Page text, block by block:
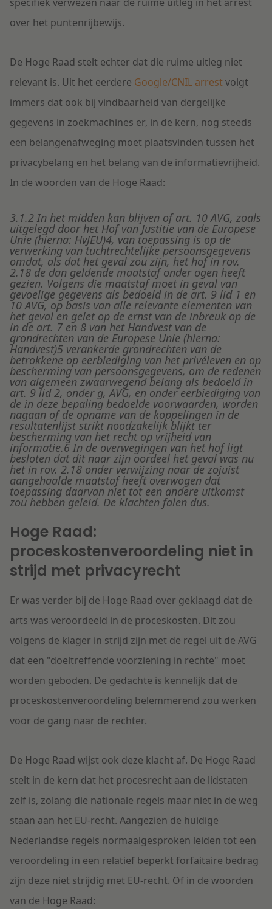
over het puntenrijbewijs.
De Hoge Raad stelt echter dat die ruime uitleg niet
relevant is. Uit het eerdere Google/CNIL arrestvolgt
immers dat ook bij vindbaarheid van dergelijke
gegevens in zoekmachines er, in de kern, nog steeds
een belangenafweging moet plaatsvinden tussen het
privacybelang en het belang van de informatievrijheid.
In de woorden van de Hoge Raad:
3.1.2 In het midden kan blijven of art. 10 AVG, zoals
uitgelegd door het Hof van Justitie van de Europese
Unie (hierna: HvJEU)4, van toepassing is op de
verwerking van tuchtrechtelijke persoonsgegevens
omdat, als dat het geval zou zijn, het hof in rov.
2.18 de dan geldende maatstaf onder ogen heeft
gezien. Volgens die maatstaf moet in geval van
gevoelige gegevens als bedoeld in de art. 9 lid 1 en
10 AVG, op basis van alle relevante elementen van
het geval en gelet op de ernst van de inbreuk op de
in de art. 7 en 8 van het Handvest van de
grondrechten van de Europese Unie (hierna:
Handvest)5 verankerde grondrechten van de
betrokkene op eerbiediging van het privéleven en op
bescherming van persoonsgegevens, om de redenen
van algemeen zwaarwegend belang als bedoeld in
art. 9 lid 2, onder g, AVG, en onder eerbiediging van
de in deze bepaling bedoelde voorwaarden, worden
nagaan of de opname van de koppelingen in de
resultatenlijst strikt noodzakelijk blijkt ter
bescherming van het recht op vrijheid van
informatie.6 In de overwegingen van het hof ligt
besloten dat dit naar zijn oordeel het geval was nu
het in rov. 2.18 onder verwijzing naar de zojuist
aangehaalde maatstaf heeft overwogen dat
toepassing daarvan niet tot een andere uitkomst
zou hebben geleid. De klachten falen dus.
Hoge Raad:
proceskostenveroordeling niet in
strijd met privacyrecht
Er was verder bij de Hoge Raad over geklaagd dat de
arts was veroordeeld in de proceskosten. Dit zou
volgens de klager in strijd zijn met de regel uit de AVG
dat een "doeltreffende voorziening in rechte" moet
worden geboden. De gedachte is kennelijk dat de
proceskostenveroordeling belemmerend zou werken
voor de gang naar de rechter.
De Hoge Raad wijst ook deze klacht af. De Hoge Raad
stelt in de kern dat het procesrecht aan de lidstaten
zelf is, zolang die nationale regels maar niet in de weg
staan aan het EU-recht. Aangezien de huidige
Nederlandse regels normaalgesproken leiden tot een
veroordeling in een relatief beperkt forfaitaire bedrag
zijn deze niet strijdig met EU-recht. Of in de woorden
van de Hoge Raad: